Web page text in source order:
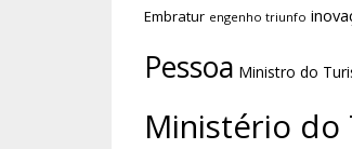
Embratur engenho triunfo
Pessoa Ministro do
Ministério do